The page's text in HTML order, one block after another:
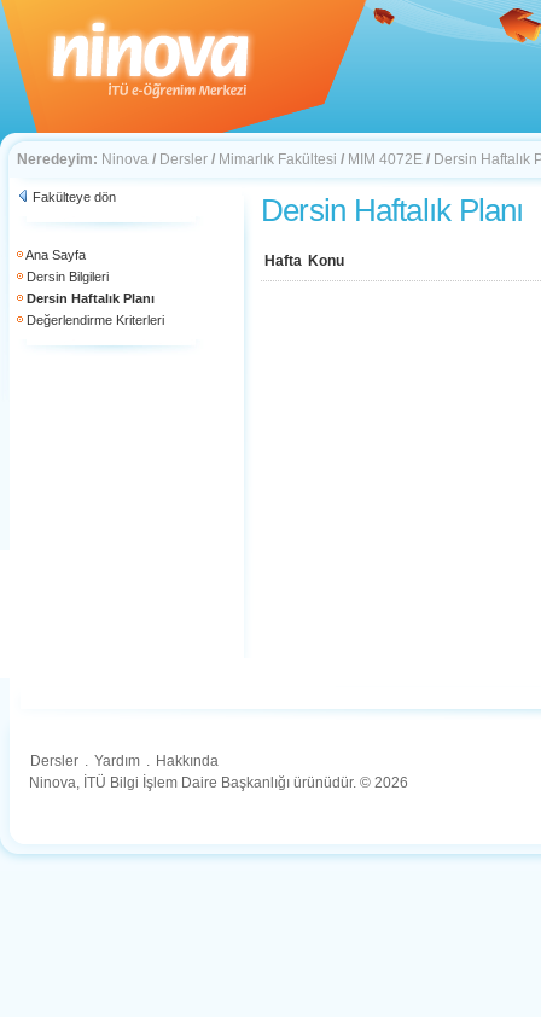
Neredeyim: Ninova / Dersler / Mimarlık Fakültesi / MIM 4072E / Dersin Haftalık
Fakülteye dön
Ana Sayfa
Dersin Bilgileri
Dersin Haftalık Planı
Değerlendirme Kriterleri
Dersin Haftalık Planı
Hafta Konu
Dersler . Yardım . Hakkında
Ninova, İTÜ Bilgi İşlem Daire Başkanlığı ürünüdür. © 2026